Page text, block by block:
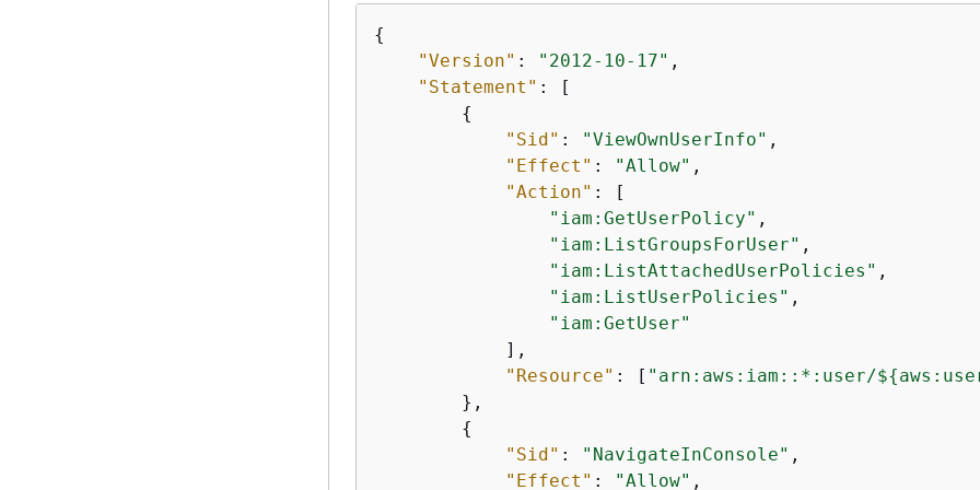
{
"Version" : "2012-10-17" ,
"Statement" : [
{
"Sid" : "ViewOwnUserInfo" ,
"Effect" : "Allow" ,
"Action" : [
"iam:GetUserPolicy" ,
"iam:ListGroupsForUser" ,
"iam:ListAttachedUserPolicies" ,
"iam:ListUserPolicies" ,
"iam:GetUser"
            ],
"Resource" : [ "arn:aws:iam::*:user/${
        },
{
"Sid" : "NavigateInConsole" ,
"Effect" : "Allow" ,